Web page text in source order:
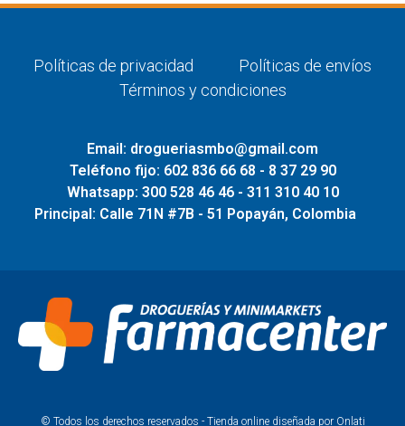
Políticas de privacidad
Políticas de envíos
Términos y condiciones
Email: drogueriasmbo@gmail.com
Teléfono fijo: 602 836 66 68 - 8 37 29 90
Whatsapp: 300 528 46 46 - 311 310 40 10
Principal: Calle 71N #7B - 51 Popayán, Colombia
© Todos los derechos reservados - Tienda online diseñada por Onlati